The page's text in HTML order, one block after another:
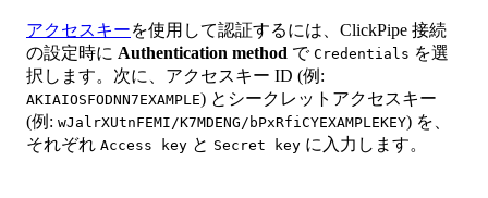
アクセスキーを使用して認証するには、ClickPipe 接続
の設定時に Authentication method で Credentials を選
択します。次に、アクセスキー ID (例:
AKIAIOSFODNN7EXAMPLE) とシークレットアクセスキー
(例: wJalrXUtnFEMI/K7MDENG/bPxRfiCYEXAMPLEKEY) を、
それぞれ Access key と Secret key に入力します。